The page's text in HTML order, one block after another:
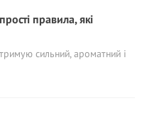
правила, які
сильний, ароматний і